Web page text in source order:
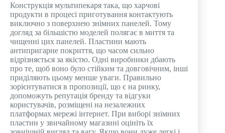
Конструкція мультипекаря така, що харчові
продукти в процесі приготування контактують
виключно з поверхнею знімних панелей. Тому
догляд за більшістю моделей полягає в миття та
чищенні цих панелей. Пластини мають
антипригарне покриття, що часом сильно
відрізняється за якістю. Одні виробники дбають
про те, щоб воно було стійким та довговічним, інші
приділяють цьому менше уваги. Правильно
зорієнтуватися в пропозиції, що є на ринку,
допоможуть репутація бренду та відгуки
користувачів, розміщені на незалежних
платформах мережі інтернет. При виборі знімних
пластин у звичайному магазині оцініть їх